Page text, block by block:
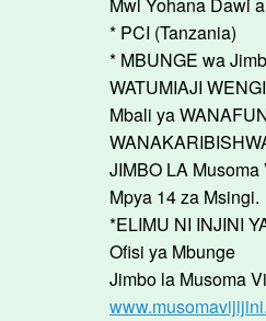
Mwl Yohana Dawi
* PCI (Tanzania)
* MBUNGE wa
WATUMIAJI
Mbali ya
JIMBO LA
Mpya 14 za Msingi.
*ELIMU NI INJINI
Ofisi ya Mbunge
Jimbo la Musoma